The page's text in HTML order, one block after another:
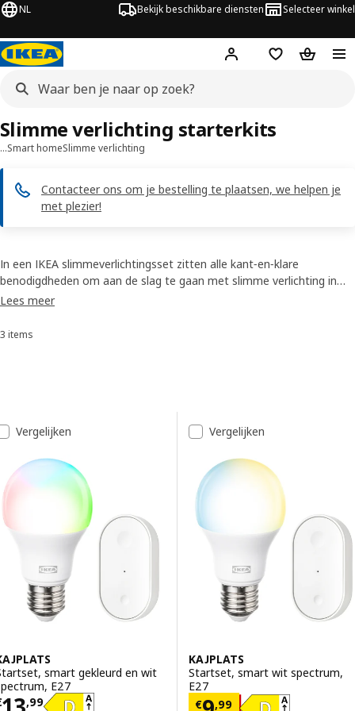
NL Bekijk beschikbare diensten Selecteer winkel
Hej! Log inVerlanglijstje
…Smart homeSlimme verlichting
Contacteer ons om je bestelling te plaatsen, we helpen je
met plezier!
Slimme verlichting starterkits
In een IKEA slimmeverlichtingsset zitten alle kant‑en‑klare
benodigdheden om aan de slag te gaan met slimme verlichting in
huis. Je kan extra draadloze aangestuurde lampen, lichtpanelen,
nog nooit zo makkelijk.
Lees meer
Sorteren en filteren
3 items
Resultatenlijst
Vergelijken
smart gekleurd en wit
E27
,99
Vergelijken
KAJPLATS
Startset, smart wit spectrum,
E27
€
,99